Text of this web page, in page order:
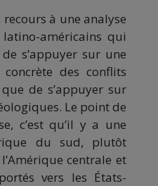
recours à une analyse
américains qui
s’appuyer sur une
des conflits
de s’appuyer sur
Le point de
c’est qu’il y a une
du sud, plutôt
centrale et
vers les États-